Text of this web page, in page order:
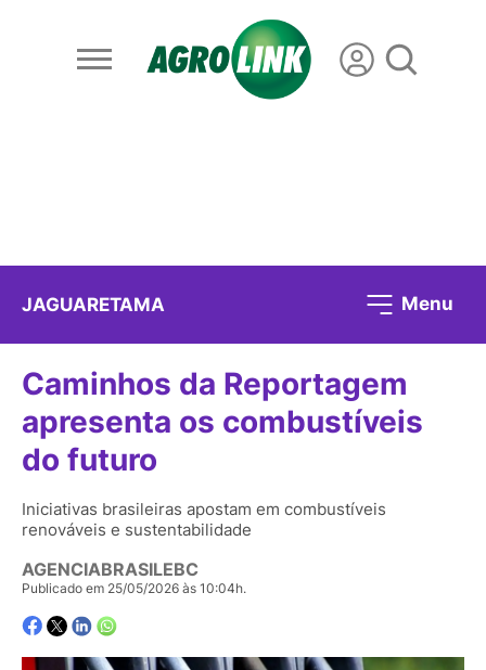
JAGUARETAMA Menu
Caminhos da Reportagem
apresenta os combustíveis
do futuro
Iniciativas brasileiras apostam em combustíveis
renováveis e sustentabilidade
AGENCIABRASILEBC
Publicado em 25/05/2026 às 10:04h.